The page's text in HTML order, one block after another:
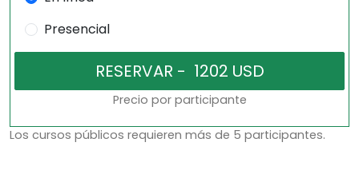
Presencial
Precio por participante
Los cursos públicos requieren más de 5 participantes.